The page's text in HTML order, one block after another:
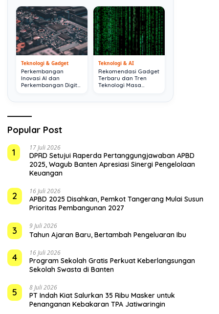
Teknologi & Gadget
Perkembangan
Inovasi AI dan
Perkembangan Digital
Teknologi & AI
Rekomendasi Gadget
Terbaru dan Tren
Teknologi Masa
Popular Post
1
17 Juli 2026
DPRD Setujui Raperda Pertanggungjawaban APBD
2025, Wagub Banten Apresiasi Sinergi Pengelolaan
Keuangan
2 16 Juli 2026
APBD 2025 Disahkan, Pemkot Tangerang Mulai Susun
Prioritas Pembangunan 2027
3 9 Juli 2026
Tahun Ajaran Baru, Bertambah Pengeluaran Ibu
4 16 Juli 2026
Program Sekolah Gratis Perkuat Keberlangsungan
Sekolah Swasta di Banten
5 8 Juli 2026
PT Indah Kiat Salurkan 35 Ribu Masker untuk
Penanganan Kebakaran TPA Jatiwaringin